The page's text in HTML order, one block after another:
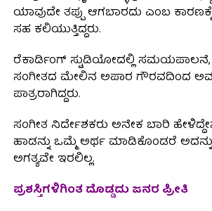
ಯಾವುದೇ ತಪ್ಪು ಆಗಬಾರದು ಎಂಬ
ಸಹ ಕಲಿಯುತ್ತಿದ್ದರು.
ರೆಕಾರ್ಡಿಂಗ್ ಸ್ಟುಡಿಯೋದಲ್ಲಿ ಸಮಯಪಾಲನೆ,
ಸಂಗೀತದ ಮೇಲಿನ ಅಪಾರ ಗೌರವದಿಂದ
ಪಾತ್ರರಾಗಿದ್ದರು.
ಸಂಗೀತ ನಿರ್ದೇಶಕರು ಅನೇಕ ಬಾರಿ
ಹಾಡನ್ನು ಒಮ್ಮೆ ಅರ್ಥ ಮಾಡಿಕೊಂಡರೆ
ಅಗತ್ಯವೇ ಇರಲಿಲ್ಲ.
ಪ್ರಶಸ್ತಿಗಳಿಗಿಂತ ದೊಡ್ಡದು ಜನರ ಪ್ರೀತಿ